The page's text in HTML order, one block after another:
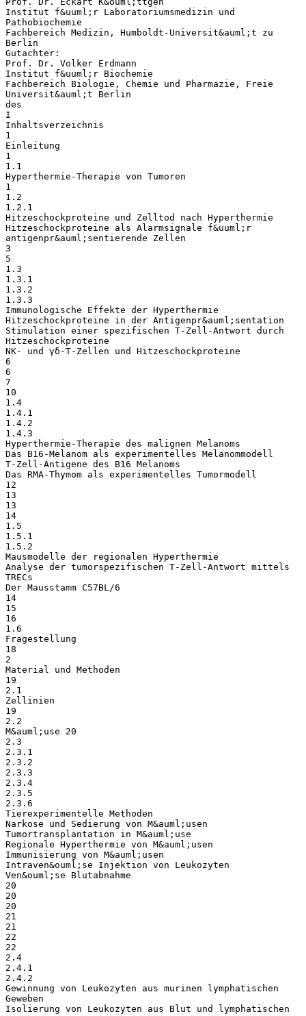
Institut f&uuml;r Laboratoriumsmedizin und
Pathobiochemie
Fachbereich Medizin, Humboldt-Universit&auml;t zu
Berlin
Gutachter:
Prof. Dr. Volker Erdmann
Institut f&uuml;r Biochemie
Fachbereich Biologie, Chemie und Pharmazie, Freie
Universit&auml;t Berlin
des
I
Inhaltsverzeichnis
1
Einleitung
1
1.1
Hyperthermie-Therapie von Tumoren
1
1.2
1.2.1
Hitzeschockproteine und Zelltod nach Hyperthermie
Hitzeschockproteine als Alarmsignale f&uuml;r
antigenpr&auml;sentierende Zellen
3
5
1.3
1.3.1
1.3.2
1.3.3
Immunologische Effekte der Hyperthermie
Hitzeschockproteine in der Antigenpr&auml;sentation
Stimulation einer spezifischen T-Zell-Antwort durch
Hitzeschockproteine
NK- und γδ-T-Zellen und Hitzeschockproteine
6
6
7
10
1.4
1.4.1
1.4.2
1.4.3
Hyperthermie-Therapie des malignen Melanoms
Das B16-Melanom als experimentelles Melanommodell
T-Zell-Antigene des B16 Melanoms
Das RMA-Thymom als experimentelles Tumormodell
12
13
13
14
1.5
1.5.1
1.5.2
Mausmodelle der regionalen Hyperthermie
Analyse der tumorspezifischen T-Zell-Antwort mittels
TRECs
Der Mausstamm C57BL/6
14
15
16
1.6
Fragestellung
18
2
Material und Methoden
19
2.1
Zellinien
19
2.2
M&auml;use 20
2.3
2.3.1
2.3.2
2.3.3
2.3.4
2.3.5
2.3.6
Tierexperimentelle Methoden
Narkose und Sedierung von M&auml;usen
Tumortransplantation in M&auml;use
Regionale Hyperthermie von M&auml;usen
Immunisierung von M&auml;usen
Intraven&ouml;se Injektion von Leukozyten
Ven&ouml;se Blutabnahme
20
20
20
21
21
22
22
2.4
2.4.1
2.4.2
Gewinnung von Leukozyten aus murinen lymphatischen
Geweben
Isolierung von Leukozyten aus Blut und lymphatischen